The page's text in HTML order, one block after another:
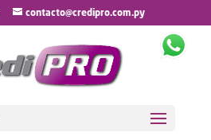
contacto@credipro.com.py